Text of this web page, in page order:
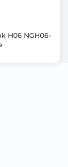
H06 NGH06-